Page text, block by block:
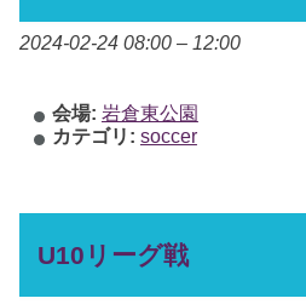
2024-02-24 08:00 – 12:00
会場: 岩倉東公園
カテゴリ: soccer
U10リーグ戦